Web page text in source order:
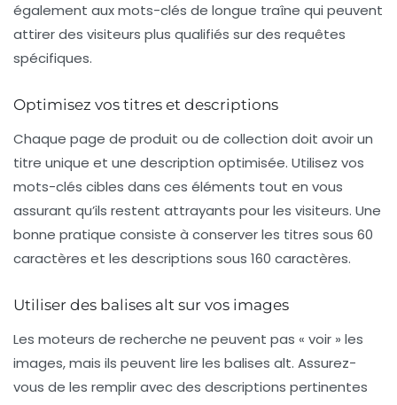
également aux mots-clés de longue traîne qui peuvent
attirer des visiteurs plus qualifiés sur des requêtes
spécifiques.
Optimisez vos titres et descriptions
Chaque page de produit ou de collection doit avoir un
titre unique et une description optimisée. Utilisez vos
mots-clés cibles dans ces éléments tout en vous
assurant qu’ils restent attrayants pour les visiteurs. Une
bonne pratique consiste à conserver les titres sous 60
caractères et les descriptions sous 160 caractères.
Utiliser des balises alt sur vos images
Les moteurs de recherche ne peuvent pas « voir » les
images, mais ils peuvent lire les balises alt. Assurez-
vous de les remplir avec des descriptions pertinentes